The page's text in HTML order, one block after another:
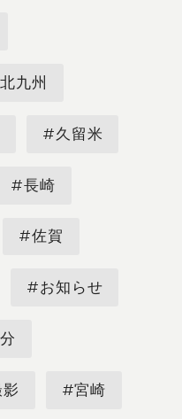
九州
#久留米
#長崎
#佐賀
#お知らせ
#宮崎